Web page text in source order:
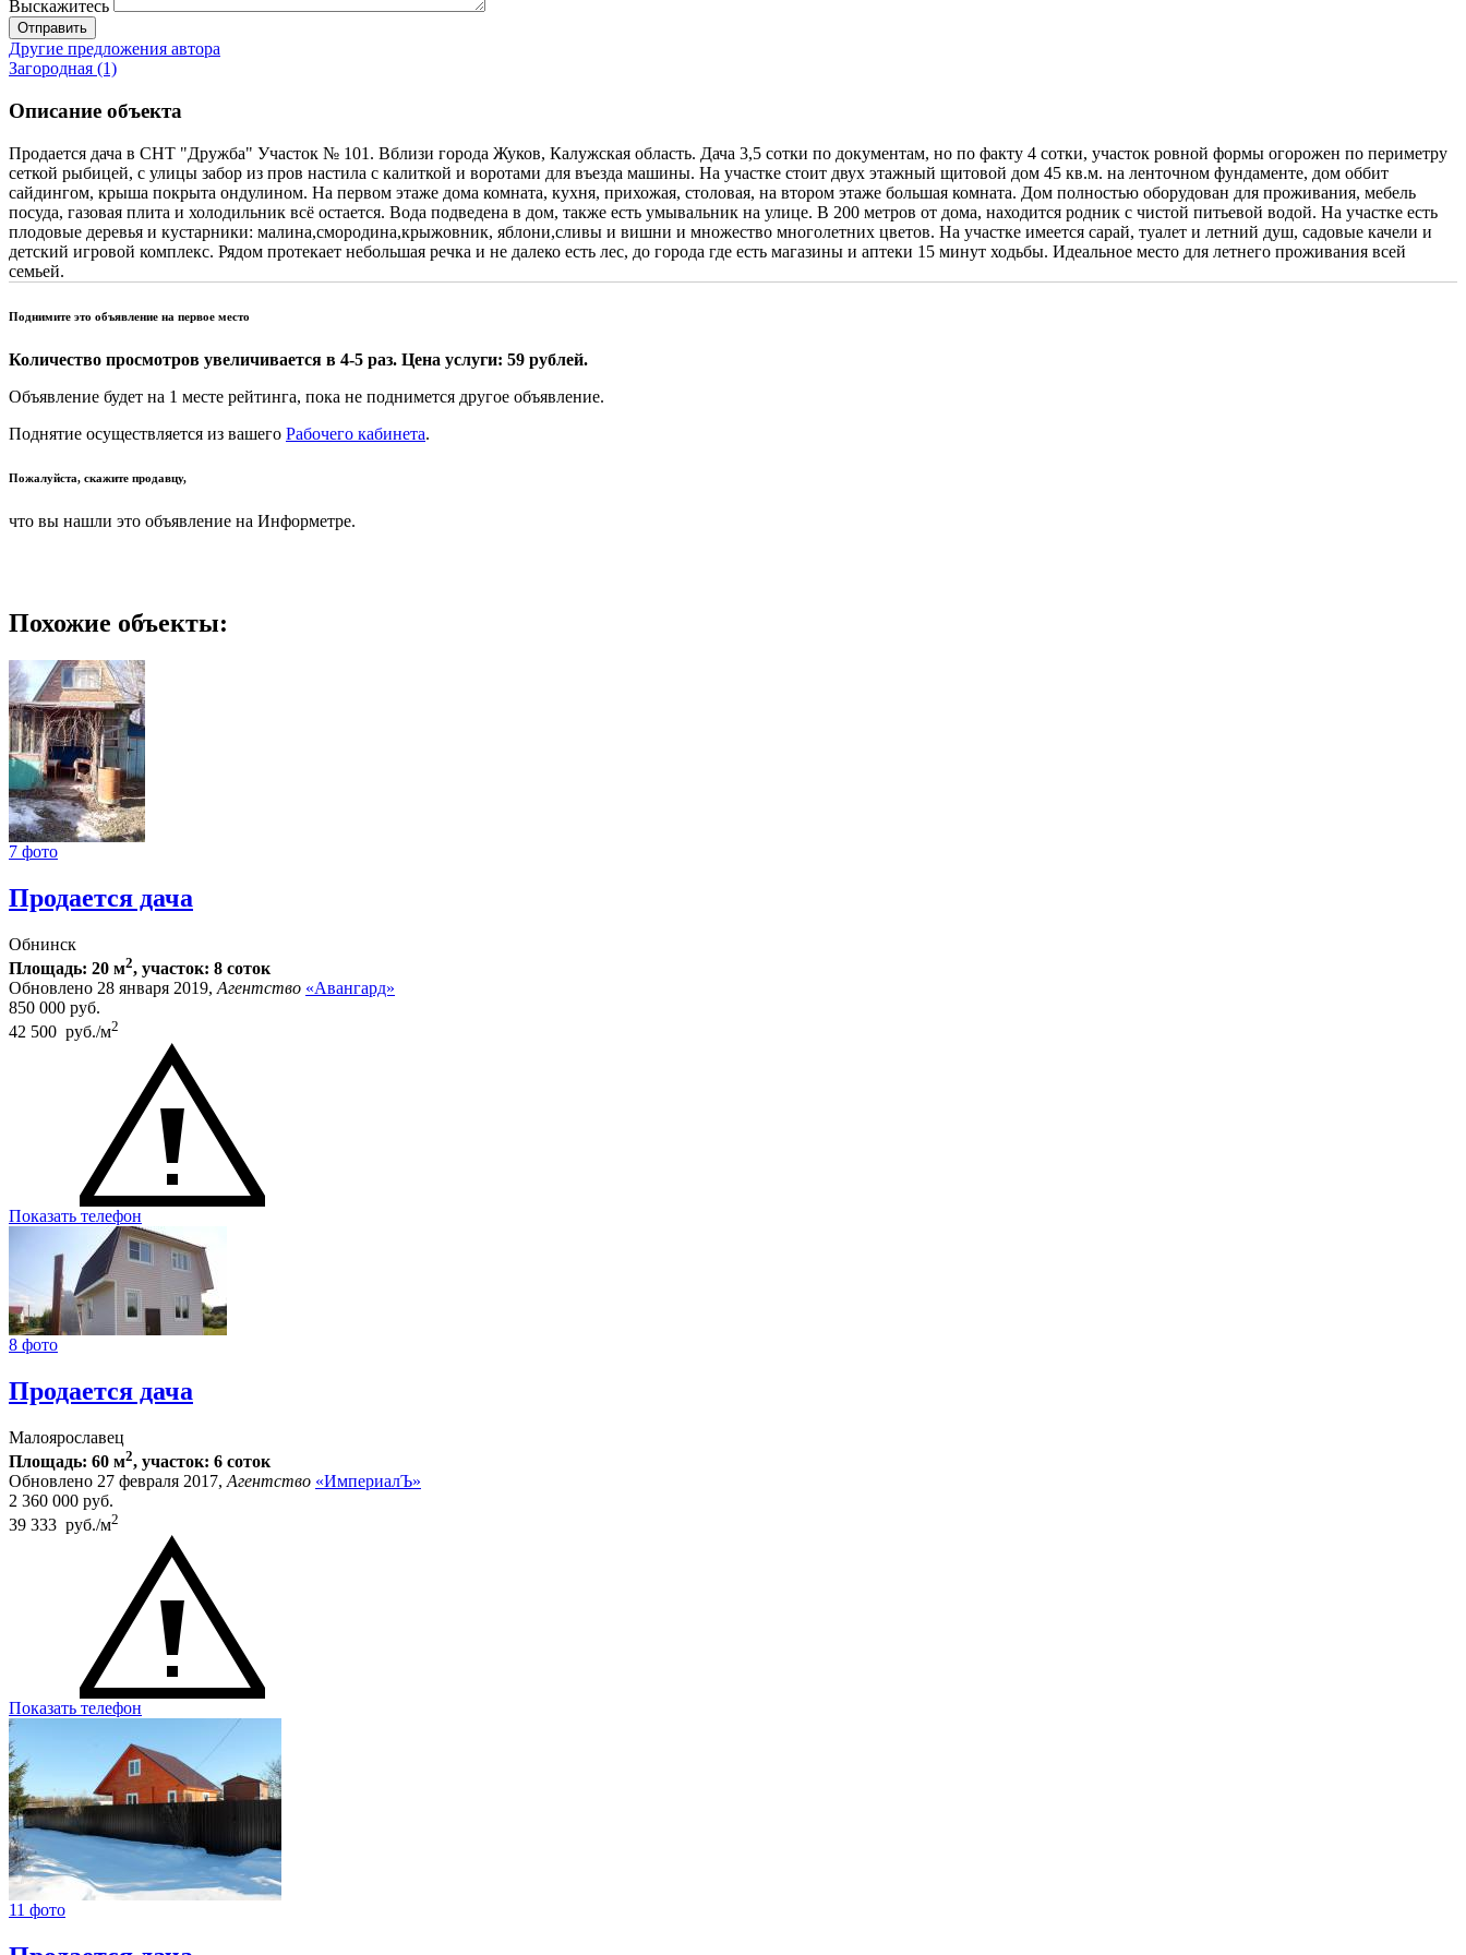
Выскажитесь
Отправить
Другие предложения автора
Загородная (1)
Описание объекта
Продается дача в СНТ "Дружба" Участок № 101. Вблизи города Жуков, Калужская область. Дача 3,5 сотки по документам, но по факту 4 сотки, участок ровной формы огорожен по периметру
сеткой рыбицей, с улицы забор из пров настила с калиткой и воротами для въезда машины. На участке стоит двух этажный щитовой дом 45 кв.м. на ленточном фундаменте, дом оббит
сайдингом, крыша покрыта ондулином. На первом этаже дома комната, кухня, прихожая, столовая, на втором этаже большая комната. Дом полностью оборудован для проживания, мебель
посуда, газовая плита и холодильник всё остается. Вода подведена в дом, также есть умывальник на улице. В 200 метров от дома, находится родник с чистой питьевой водой. На участке есть
плодовые деревья и кустарники: малина,смородина,крыжовник, яблони,сливы и вишни и множество многолетних цветов. На участке имеется сарай, туалет и летний душ, садовые качели и
детский игровой комплекс. Рядом протекает небольшая речка и не далеко есть лес, до города где есть магазины и аптеки 15 минут ходьбы. Идеальное место для летнего проживания всей
семьей.
Поднимите это объявление на первое место
Количество просмотров увеличивается в 4-5 раз. Цена услуги: 59 рублей.
Объявление будет на 1 месте рейтинга, пока не поднимется другое объявление.
Поднятие осуществляется из вашего Рабочего кабинета.
Пожалуйста, скажите продавцу,
что вы нашли это объявление на Информетре.
Похожие объекты:
7 фото
Продается дача
Обнинск
Площадь: 20 м2, участок: 8 соток
Обновлено 28 января 2019,Агентство «Авангард»
850 000 руб.
42 500 руб./м2
Показать телефон
8 фото
Продается дача
Малоярославец
Площадь: 60 м2, участок: 6 соток
Обновлено 27 февраля 2017, Агентство «ИмпериалЪ»
2 360 000 руб.
39 333 руб./м2
Показать телефон
11 фото